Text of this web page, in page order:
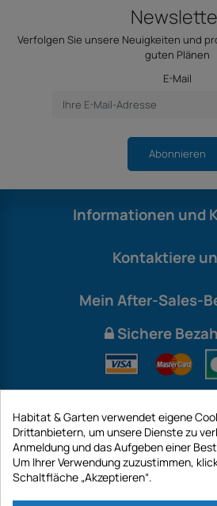
Verfolgen Sie unsere Neuigkeiten und
guten Plänen
E-Mail
Abonnieren
Informationen und
Kontaktiere
Mein After-Sales-
Sichere
International
Habitat & Garten verwendet eigene
Drittanbietern, um unsere Dienste zu
Anmeldung und das Aufgeben einer
Um Ihrer Verwendung zuzustimmen,
Schaltfläche „Akzeptieren“.